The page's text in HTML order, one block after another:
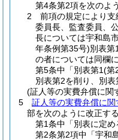
第4条第2項を次のよ
2
前項の規定により
委員長、監査委員、
長については宇和島
年条例第35号)別表第
の者については同欄
第5条中「別表第1(第
別表第2を削り、別表
(証人等の実費弁償に関
5
証人等の実費弁償に関
部を次のように改正する
第1条中「別表に定め
第2条第2項中「宇和